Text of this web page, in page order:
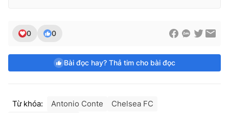
0 0
Bài đọc hay? Thả tim cho bài đọc
Từ khóa: Antonio Conte
Chelsea FC